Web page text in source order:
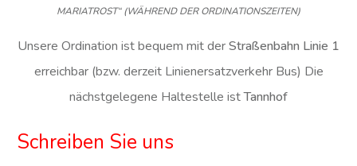
MARIATROST“ (WÄHREND DER ORDINATIONSZEITEN)
Unsere Ordination ist bequem mit derStraßenbahn Linie 1
erreichbar (bzw. derzeit Linienersatzverkehr Bus) Die
nächstgelegene Haltestelle istTannhof
Schreiben Sie uns